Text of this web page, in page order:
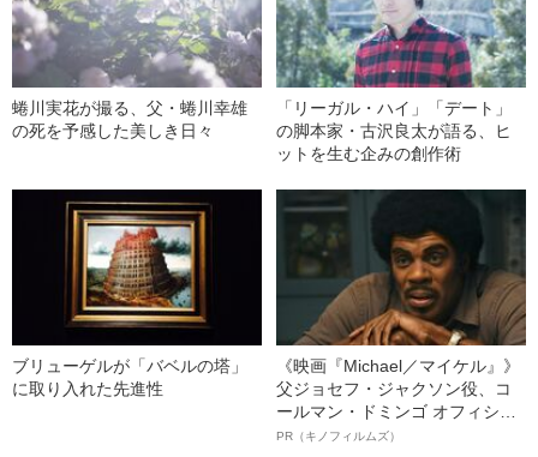
蜷川実花が撮る、父・蜷川幸雄
の死を予感した美しき日々
「リーガル・ハイ」「デート」
の脚本家・古沢良太が語る、ヒ
ットを生む企みの創作術
ブリューゲルが「バベルの塔」
に取り入れた先進性
《映画『Michael／マイケル』》
父ジョセフ・ジャクソン役、コ
ールマン・ドミンゴ オフィシャ
ルインタビュー“観客を魅了した
PR（キノフィルムズ）